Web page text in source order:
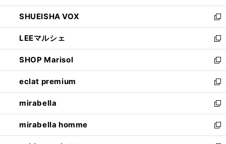
ウ
で
開
く
ン
ド
ウ
で
開
く
ウ
ィ
ン
ド
ウ
で
開
く
し
い
ウ
ィ
ン
ド
ウ
で
開
く
SHUEISHA VOX
新
し
い
ウ
ィ
ン
ド
ウ
で
開
く
LEEマルシェ
新
し
い
ウ
ィ
ン
ド
ウ
で
開
SHOP Marisol
新
し
い
ウ
ィ
ン
ド
ウ
eclat premium
新
し
い
ウ
ィ
ン
mirabella
新
し
い
ウ
mirabella homme
新
し